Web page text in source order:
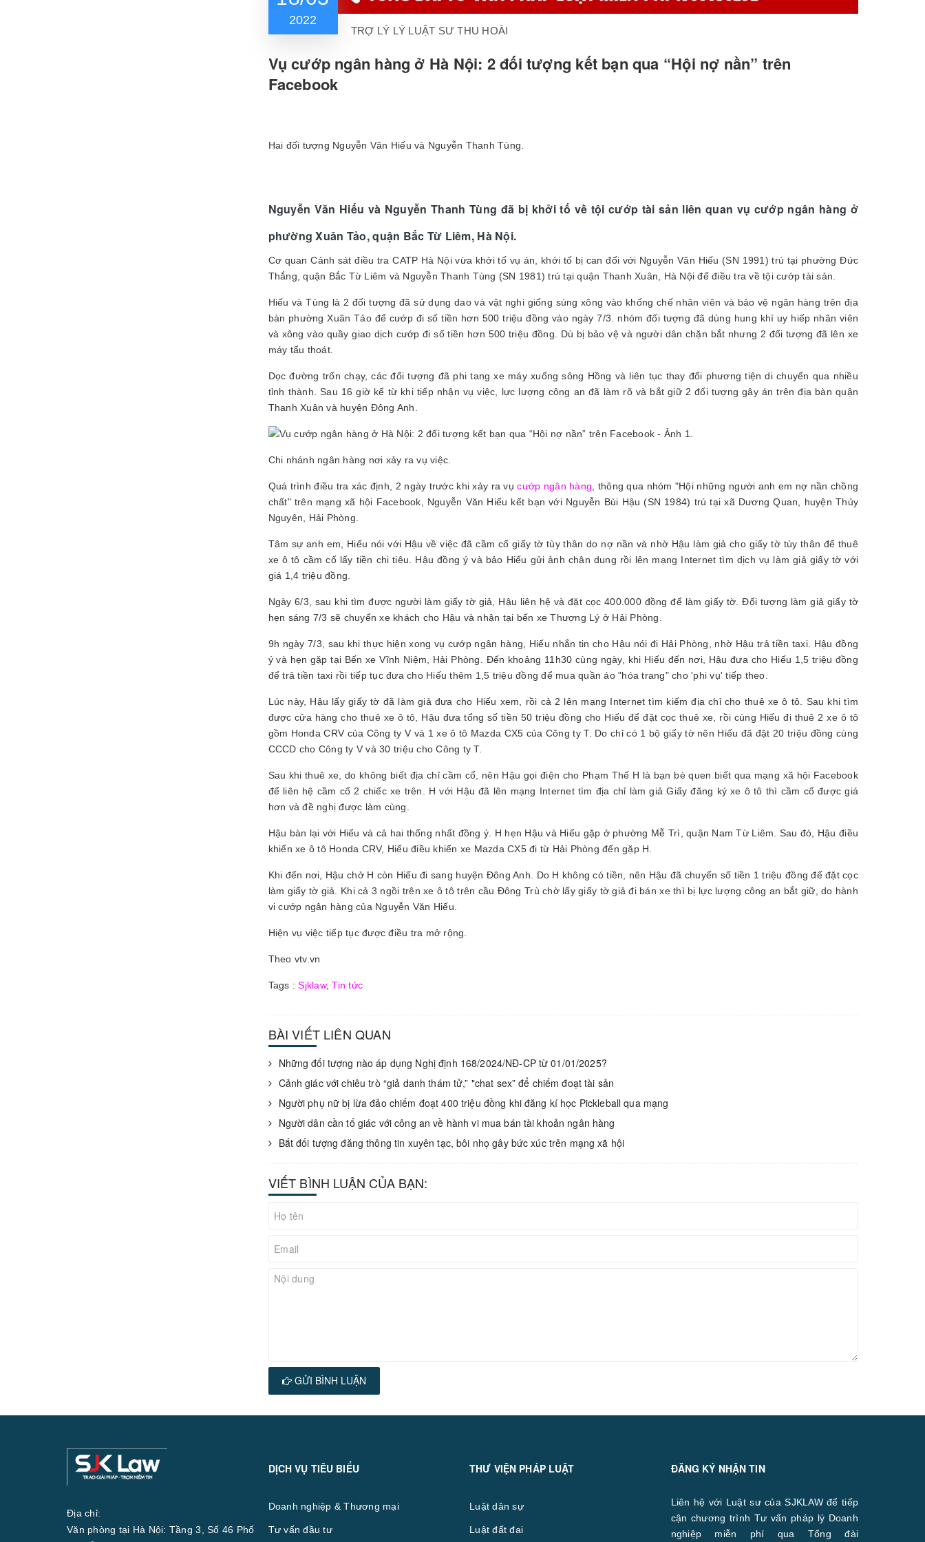
2022
TRỢ LÝ LÝ LUẬT SƯ THU HOÀI
Vụ cướp ngân hàng ở Hà Nội: 2 đối tượng kết bạn qua “Hội nợ nần” trên
Facebook
Hai đối tượng Nguyễn Văn Hiếu và Nguyễn Thanh Tùng.
Nguyễn Văn Hiếu và Nguyễn Thanh Tùng đã bị khởi tố về tội cướp tài sản liên quan vụ cướp ngân hàng ở
phường Xuân Tảo, quận Bắc Từ Liêm, Hà Nội.
Cơ quan Cảnh sát điều tra CATP Hà Nội vừa khởi tố vụ án, khởi tố bị can đối với Nguyễn Văn Hiếu (SN 1991) trú tại phường Đức
Thắng, quận Bắc Từ Liêm và Nguyễn Thanh Tùng (SN 1981) trú tại quận Thanh Xuân, Hà Nội để điều tra về tội cướp tài sản.
Hiếu và Tùng là 2 đối tượng đã sử dụng dao và vật nghi giống súng xông vào khống chế nhân viên và bảo vệ ngân hàng trên địa
bàn phường Xuân Tảo để cướp đi số tiền hơn 500 triệu đồng vào ngày 7/3. nhóm đối tượng đã dùng hung khí uy hiếp nhân viên
và xông vào quầy giao dịch cướp đi số tiền hơn 500 triệu đồng. Dù bị bảo vệ và người dân chặn bắt nhưng 2 đối tượng đã lên xe
máy tẩu thoát.
Dọc đường trốn chạy, các đối tượng đã phi tang xe máy xuống sông Hồng và liên tục thay đổi phương tiện di chuyển qua nhiều
tỉnh thành. Sau 16 giờ kể từ khi tiếp nhận vụ việc, lực lượng công an đã làm rõ và bắt giữ 2 đối tượng gây án trên địa bàn quận
Thanh Xuân và huyện Đông Anh.
Chi nhánh ngân hàng nơi xảy ra vụ việc.
Quá trình điều tra xác định, 2 ngày trước khi xảy ra vụcướp ngân hàng, thông qua nhóm "Hội những người anh em nợ nần chồng
chất" trên mạng xã hội Facebook, Nguyễn Văn Hiếu kết bạn với Nguyễn Bùi Hậu (SN 1984) trú tại xã Dương Quan, huyện Thủy
Nguyên, Hải Phòng.
Tâm sự anh em, Hiếu nói với Hậu về việc đã cầm cố giấy tờ tùy thân do nợ nần và nhờ Hậu làm giả cho giấy tờ tùy thân để thuê
xe ô tô cầm cố lấy tiền chi tiêu. Hậu đồng ý và bảo Hiếu gửi ảnh chân dung rồi lên mạng Internet tìm dịch vụ làm giả giấy tờ với
giá 1,4 triệu đồng.
Ngày 6/3, sau khi tìm được người làm giấy tờ giả, Hậu liên hệ và đặt cọc 400.000 đồng để làm giấy tờ. Đối tượng làm giả giấy tờ
hẹn sáng 7/3 sẽ chuyển xe khách cho Hậu và nhận tại bến xe Thượng Lý ở Hải Phòng.
9h ngày 7/3, sau khi thực hiện xong vụ cướp ngân hàng, Hiếu nhắn tin cho Hậu nói đi Hải Phòng, nhờ Hậu trả tiền taxi. Hậu đồng
ý và hẹn gặp tại Bến xe Vĩnh Niệm, Hải Phòng. Đến khoảng 11h30 cùng ngày, khi Hiếu đến nơi, Hậu đưa cho Hiếu 1,5 triệu đồng
để trả tiền taxi rồi tiếp tục đưa cho Hiếu thêm 1,5 triệu đồng để mua quần áo "hóa trang" cho 'phi vụ' tiếp theo.
Lúc này, Hậu lấy giấy tờ đã làm giả đưa cho Hiếu xem, rồi cả 2 lên mạng Internet tìm kiếm địa chỉ cho thuê xe ô tô. Sau khi tìm
được cửa hàng cho thuê xe ô tô, Hậu đưa tổng số tiền 50 triệu đồng cho Hiếu để đặt cọc thuê xe, rồi cùng Hiếu đi thuê 2 xe ô tô
gồm Honda CRV của Công ty V và 1 xe ô tô Mazda CX5 của Công ty T. Do chỉ có 1 bộ giấy tờ nên Hiếu đã đặt 20 triệu đồng cùng
CCCD cho Công ty V và 30 triệu cho Công ty T.
Sau khi thuê xe, do không biết địa chỉ cầm cố, nên Hậu gọi điện cho Phạm Thế H là bạn bè quen biết qua mạng xã hội Facebook
để liên hệ cầm cố 2 chiếc xe trên. H với Hậu đã lên mạng Internet tìm địa chỉ làm giả Giấy đăng ký xe ô tô thì cầm cố được giá
hơn và đề nghị được làm cùng.
Hậu bàn lại với Hiếu và cả hai thống nhất đồng ý. H hẹn Hậu và Hiếu gặp ở phường Mễ Trì, quận Nam Từ Liêm. Sau đó, Hậu điều
khiển xe ô tô Honda CRV, Hiếu điều khiển xe Mazda CX5 đi từ Hải Phòng đến gặp H.
Khi đến nơi, Hậu chở H còn Hiếu đi sang huyện Đông Anh. Do H không có tiền, nên Hậu đã chuyển số tiền 1 triệu đồng để đặt cọc
làm giấy tờ giả. Khi cả 3 ngồi trên xe ô tô trên cầu Đông Trù chờ lấy giấy tờ giả đi bán xe thì bị lực lượng công an bắt giữ, do hành
vi cướp ngân hàng của Nguyễn Văn Hiếu.
Hiện vụ việc tiếp tục được điều tra mở rộng.
Theo vtv.vn
Tags :Sjklaw,Tin tức
BÀI VIẾT LIÊN QUAN
Những đối tượng nào áp dụng Nghị định 168/2024/NĐ-CP từ 01/01/2025?
Cảnh giác với chiêu trò “giả danh thám tử,” "chat sex” để chiếm đoạt tài sản
Người phụ nữ bị lừa đảo chiếm đoạt 400 triệu đồng khi đăng kí học Pickleball qua mạng
Người dân cần tố giác với công an về hành vi mua bán tài khoản ngân hàng
Bắt đối tượng đăng thông tin xuyên tạc, bôi nhọ gây bức xúc trên mạng xã hội
VIẾT BÌNH LUẬN CỦA BẠN:
GỬI BÌNH LUẬN
Địa chỉ:
Văn phòng tại Hà Nội: Tầng 3, Số 46 Phố
DỊCH VỤ TIÊU BIỂU
Doanh nghiệp & Thương mại
Tư vấn đầu tư
THƯ VIỆN PHÁP LUẬT
Luật dân sự
Luật đất đai
ĐĂNG KÝ NHẬN TIN
Liên hệ với Luật sư của SJKLAW để tiếp
cận chương trình Tư vấn pháp lý Doanh
nghiệp miễn phí qua Tổng đài